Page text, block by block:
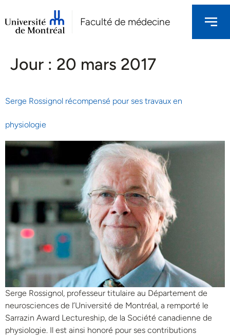
Faculté de médecine
Jour : 20 mars 2017
Serge Rossignol récompensé pour ses travaux en
physiologie
Serge Rossignol, professeur titulaire au Département de
neurosciences de l’Université de Montréal, a remporté le
Sarrazin Award Lectureship, de la Société canadienne de
physiologie. Il est ainsi honoré pour ses contributions